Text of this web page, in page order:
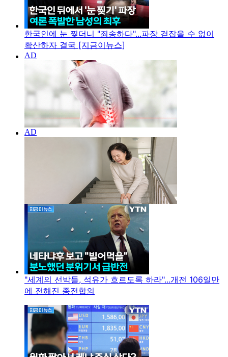
한국인에 눈 찢더니 "죄송하다"...파장 걷잡을 수 없이
확산하자 결국 [지금이뉴스]
"세계의 선박들, 석유가 흐르도록 하라"...개전 106일만
에 전해진 종전합의